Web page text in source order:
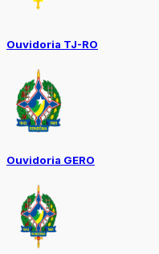
Ouvidoria TJ-RO
Ouvidoria GERO